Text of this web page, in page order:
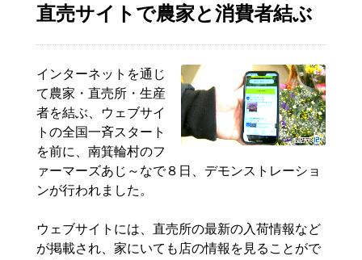
直売サイトで農家と消費者結ぶ
インターネットを通じ
て農家・直売所・生産
者を結ぶ、ウェブサイ
トの全国一斉スタート
を前に、南箕輪村のフ
ァーマーズあじ～なで８日、デモンストレーショ
ンが行われました。
ウェブサイトには、直売所の最新の入荷情報など
が掲載され、家にいても店の情報を見ることがで